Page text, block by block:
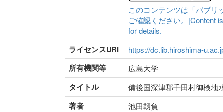
このコンテンツは「パブリ
ご確認ください。|Content
for details.
ライセンスURI https://dc.lib.hiroshima-
所有機関等 広島大学
タイトル 備後国深津郡千田村御検
著者 池田靱負